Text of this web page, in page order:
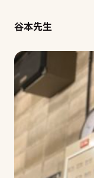
谷本先生